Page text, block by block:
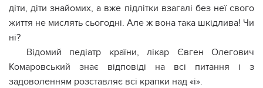
діти, діти знайомих, а вже підлітки взагалі без неї свого
життя не мислять сьогодні. Але ж вона така шкідлива! Чи
ні?
Відомий педіатр країни, лікар Євген Олегович
Комаровський знає відповіді на всі питання і з
задоволенням розставляє всі крапки над «і».